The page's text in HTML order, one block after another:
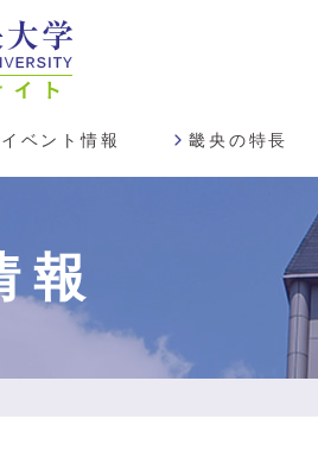
イベント情報 畿央の特長
報